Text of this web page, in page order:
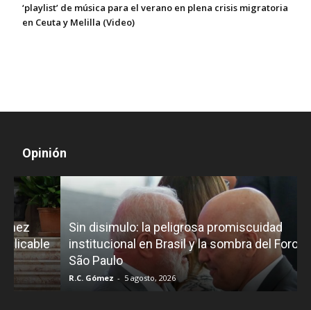
‘playlist’ de música para el verano en plena crisis migratoria
en Ceuta y Melilla (Video)
Opinión
Sin disimulo: la peligrosa promiscuidad
institucional en Brasil y la sombra del Foro de
São Paulo
R.C. Gómez - 5 agosto, 2026